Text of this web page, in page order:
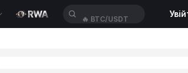
BTC/USDT